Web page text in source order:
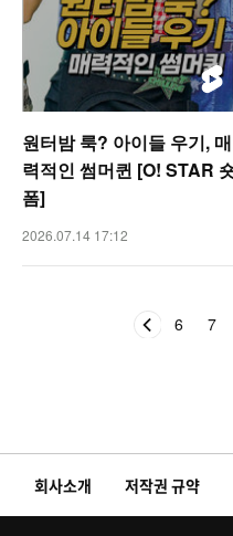
원터밤 룩? 아이들 우기, 매
력적인 썸머퀸 [O! STAR 숏
폼]
2026.07.14 17:12
6 7
회사소개 저작권 규약